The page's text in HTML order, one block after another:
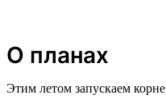
О планах
Этим летом запускаем